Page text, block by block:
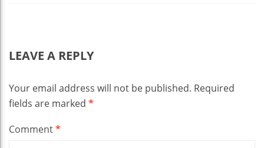
LEAVE A REPLY
Your email address will not be published. Required
fields are marked *
Comment*